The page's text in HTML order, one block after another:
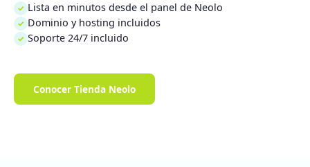
✓ Lista en minutos desde el panel de Neolo
✓ Dominio y hosting incluidos
✓ Soporte 24/7 incluido
Conocer Tienda Neolo